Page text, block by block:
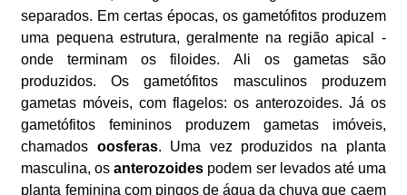
separados. Em certas épocas, os gametófitos produzem
uma pequena estrutura, geralmente na região apical -
onde terminam os filoides. Ali os gametas são
produzidos. Os gametófitos masculinos produzem
gametas móveis, com flagelos: os anterozoides. Já os
gametófitos femininos produzem gametas imóveis,
chamados oosferas. Uma vez produzidos na planta
masculina, osanterozoides podem ser levados até uma
planta feminina com pingos de água da chuva que caem